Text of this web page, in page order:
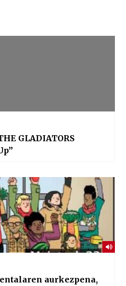
GLADIATORS
aurkezpena,